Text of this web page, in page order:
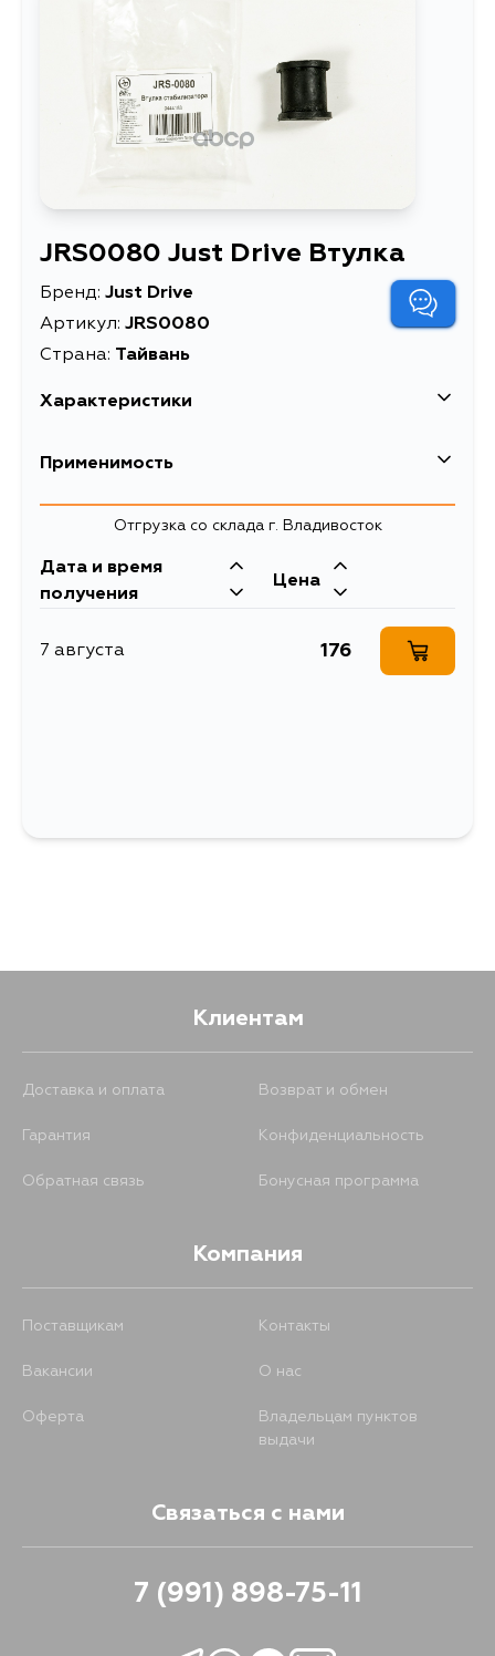
JRS0080 Just Drive Втулка
Бренд: Just Drive
Артикул: JRS0080
Страна: Тайвань
Характеристики
Масса, кг
Применимость
ChevroletОтгрузка со склада г. Владивосток
Дата и время
получения
Цена
7 августа 176
Клиентам
Доставка и оплата Возврат и обмен
Гарантия Конфиденциальность
Обратная связь Бонусная программа
Компания
Поставщикам Контакты
Вакансии О нас
Оферта
Владельцам пунктов
выдачи
Связаться с нами
7 (991) 898-75-11